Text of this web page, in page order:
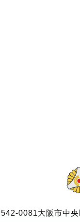
0081大阪市中